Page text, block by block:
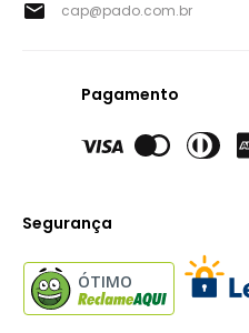
cap@pado.com.br
Pagamento
Segurança
ÓTIMO